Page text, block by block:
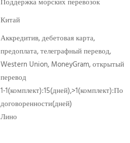
Поддержка морских перевозок
Китай
Аккредитив, дебетовая карта,
предоплата, телеграфный перевод,
Western Union, MoneyGram, открытый
перевод
1-1(комплект):15(дней),>1(комплект):По
договоренности(дней)
Лино